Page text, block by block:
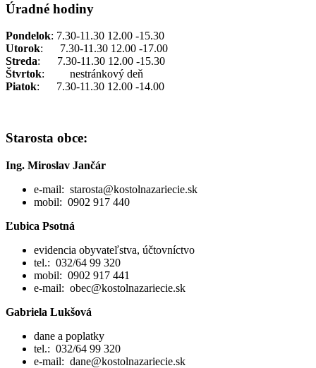
Úradné hodiny
Pondelok: 7.30-11.30 12.00 -15.30
Utorok: 7.30-11.30 12.00 -17.00
Streda: 7.30-11.30 12.00 -15.30
Štvrtok: nestránkový deň
Piatok: 7.30-11.30 12.00 -14.00
Starosta obce:
Ing. Miroslav Jančár
e-mail: starosta@kostolnazariecie.sk
mobil: 0902 917 440
Ľubica Psotná
evidencia obyvateľstva, účtovníctvo
tel.: 032/64 99 320
mobil: 0902 917 441
e-mail: obec@kostolnazariecie.sk
Gabriela Lukšová
dane a poplatky
tel.: 032/64 99 320
e-mail: dane@kostolnazariecie.sk